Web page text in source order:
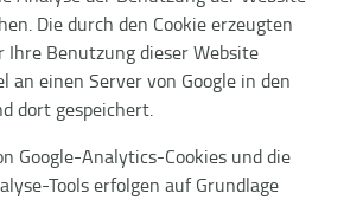
Die durch den Cookie erzeugten
Ihre Benutzung dieser Website
an einen Server von Google in den
dort gespeichert.
Google-Analytics-Cookies und die
Tools erfolgen auf Grundlage